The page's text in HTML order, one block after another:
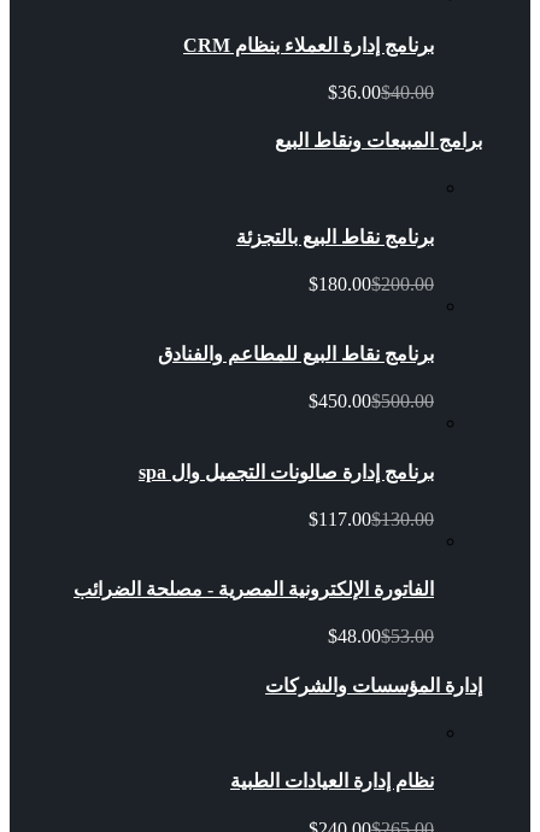
برنامج إدارة العملاء بنظام CRM
$36.00$40.00
برامج المبيعات ونقاط البيع
برنامج نقاط البيع بالتجزئة
$180.00$200.00
برنامج نقاط البيع للمطاعم والفنادق
$450.00$500.00
برنامج إدارة صالونات التجميل وال spa
$117.00$130.00
الفاتورة الإلكترونية المصرية - مصلحة الضرائب
$48.00$53.00
إدارة المؤسسات والشركات
نظام إدارة العيادات الطبية